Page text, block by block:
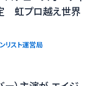
虹プロ越え世界
リスト運営局